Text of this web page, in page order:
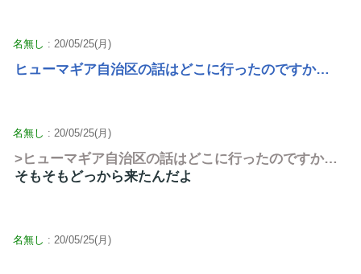
名無し : 20/05/25(月)
ヒューマギア自治区の話はどこに行ったのですか…
名無し : 20/05/25(月)
>ヒューマギア自治区の話はどこに行ったのですか…
そもそもどっから来たんだよ
名無し : 20/05/25(月)